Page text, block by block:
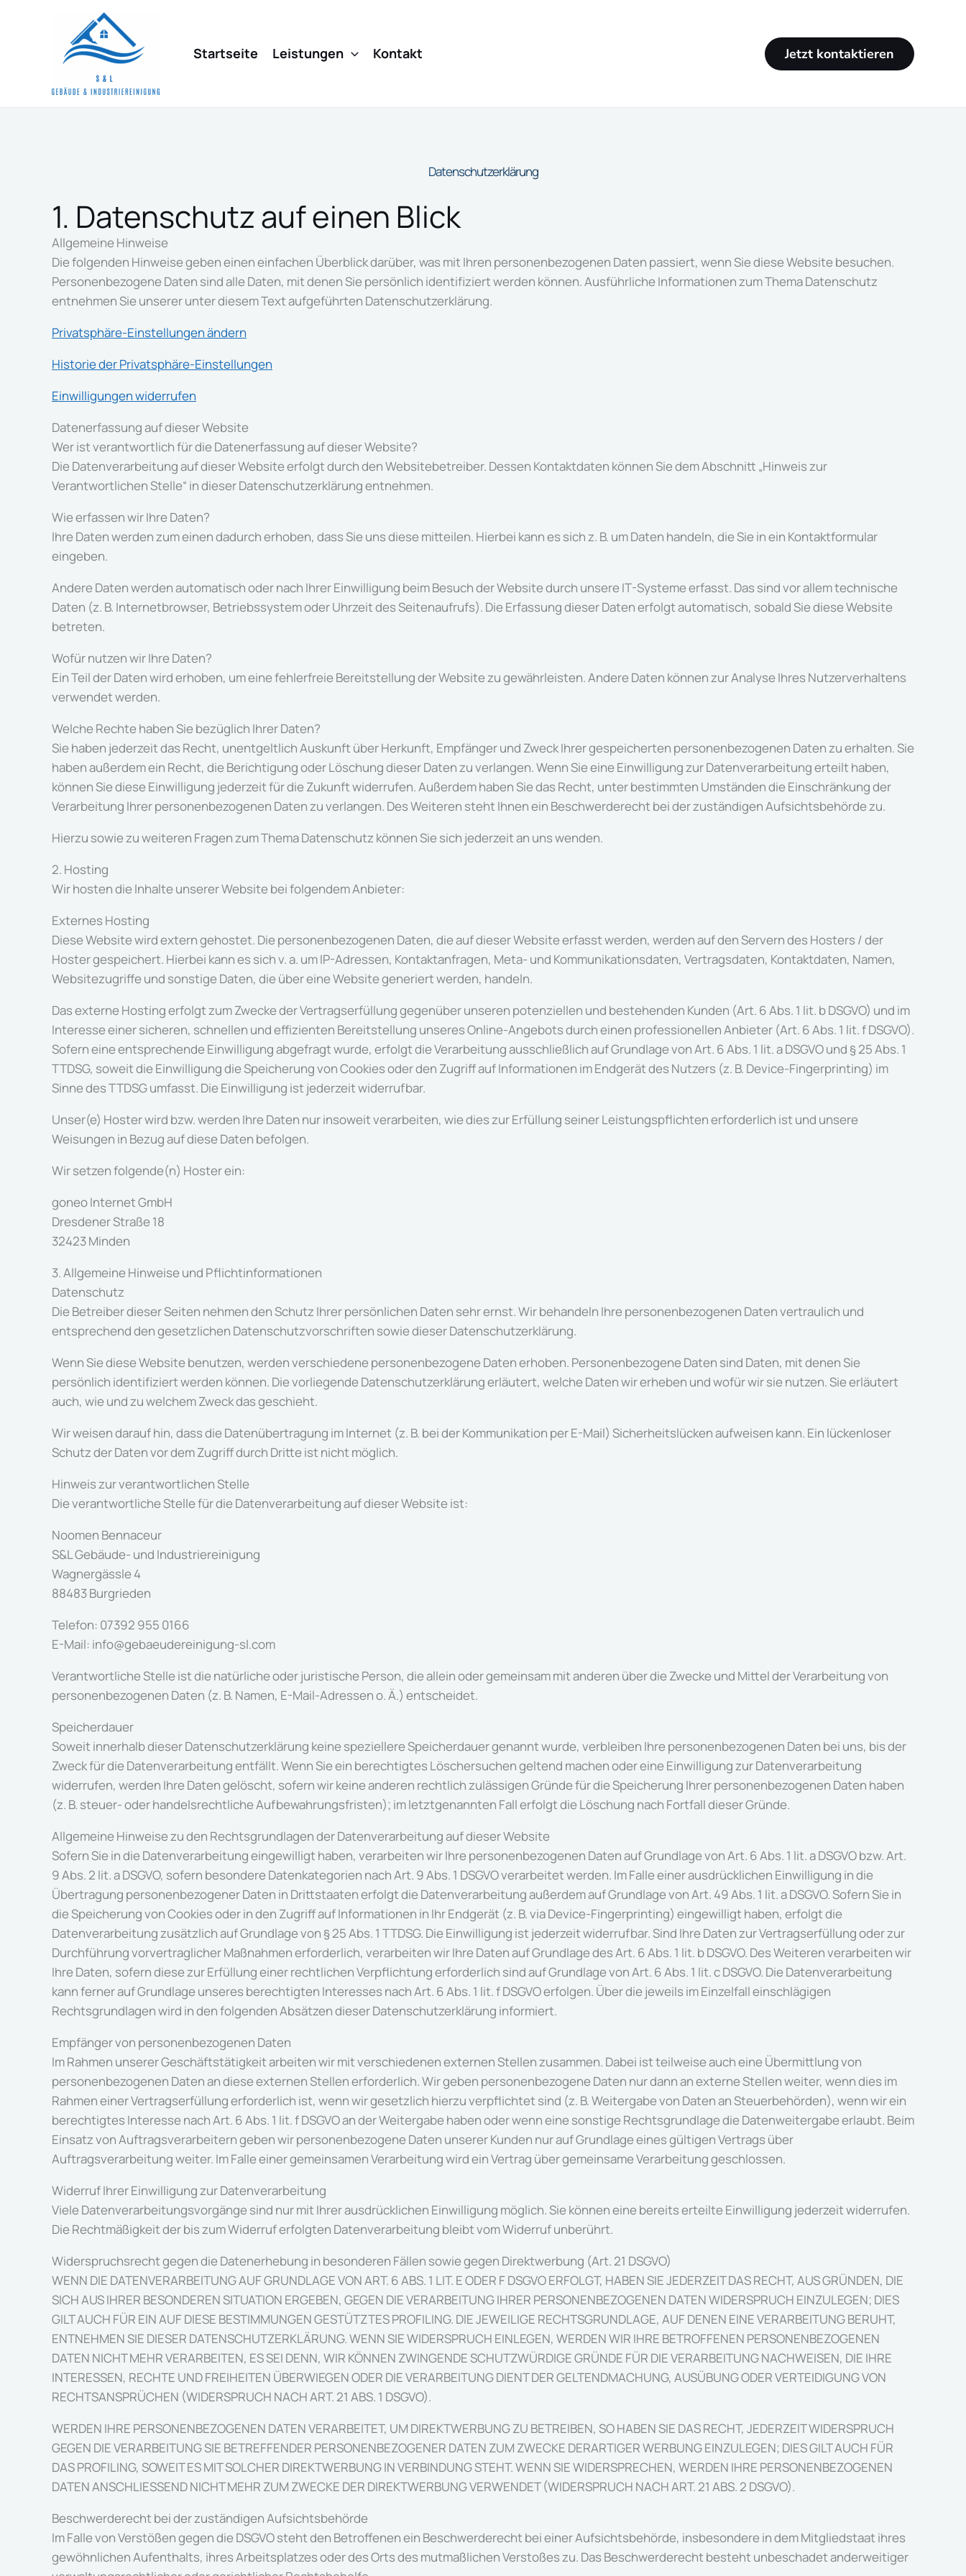
Startseite Leistungen Kontakt Jetzt kontaktieren
Datenschutzerklärung
1. Datenschutz auf einen Blick
Allgemeine Hinweise
Die folgenden Hinweise geben einen einfachen Überblick darüber, was mit Ihren personenbezogenen Daten passiert, wenn Sie diese Website besuchen.
Personenbezogene Daten sind alle Daten, mit denen Sie persönlich identifiziert werden können. Ausführliche Informationen zum Thema Datenschutz
entnehmen Sie unserer unter diesem Text aufgeführten Datenschutzerklärung.
Privatsphäre-Einstellungen ändern
Historie der Privatsphäre-Einstellungen
Einwilligungen widerrufen
Datenerfassung auf dieser Website
Wer ist verantwortlich für die Datenerfassung auf dieser Website?
Die Datenverarbeitung auf dieser Website erfolgt durch den Websitebetreiber. Dessen Kontaktdaten können Sie dem Abschnitt „Hinweis zur
Verantwortlichen Stelle“ in dieser Datenschutzerklärung entnehmen.
Wie erfassen wir Ihre Daten?
Ihre Daten werden zum einen dadurch erhoben, dass Sie uns diese mitteilen. Hierbei kann es sich z. B. um Daten handeln, die Sie in ein Kontaktformular
eingeben.
Andere Daten werden automatisch oder nach Ihrer Einwilligung beim Besuch der Website durch unsere IT-Systeme erfasst. Das sind vor allem technische
Daten (z. B. Internetbrowser, Betriebssystem oder Uhrzeit des Seitenaufrufs). Die Erfassung dieser Daten erfolgt automatisch, sobald Sie diese Website
betreten.
Wofür nutzen wir Ihre Daten?
Ein Teil der Daten wird erhoben, um eine fehlerfreie Bereitstellung der Website zu gewährleisten. Andere Daten können zur Analyse Ihres Nutzerverhaltens
verwendet werden.
Welche Rechte haben Sie bezüglich Ihrer Daten?
Sie haben jederzeit das Recht, unentgeltlich Auskunft über Herkunft, Empfänger und Zweck Ihrer gespeicherten personenbezogenen Daten zu erhalten. Sie
haben außerdem ein Recht, die Berichtigung oder Löschung dieser Daten zu verlangen. Wenn Sie eine Einwilligung zur Datenverarbeitung erteilt haben,
können Sie diese Einwilligung jederzeit für die Zukunft widerrufen. Außerdem haben Sie das Recht, unter bestimmten Umständen die Einschränkung der
Verarbeitung Ihrer personenbezogenen Daten zu verlangen. Des Weiteren steht Ihnen ein Beschwerderecht bei der zuständigen Aufsichtsbehörde zu.
Hierzu sowie zu weiteren Fragen zum Thema Datenschutz können Sie sich jederzeit an uns wenden.
2. Hosting
Wir hosten die Inhalte unserer Website bei folgendem Anbieter:
Externes Hosting
Diese Website wird extern gehostet. Die personenbezogenen Daten, die auf dieser Website erfasst werden, werden auf den Servern des Hosters / der
Hoster gespeichert. Hierbei kann es sich v. a. um IP-Adressen, Kontaktanfragen, Meta- und Kommunikationsdaten, Vertragsdaten, Kontaktdaten, Namen,
Websitezugriffe und sonstige Daten, die über eine Website generiert werden, handeln.
Das externe Hosting erfolgt zum Zwecke der Vertragserfüllung gegenüber unseren potenziellen und bestehenden Kunden (Art. 6 Abs. 1 lit. b DSGVO) und im
Interesse einer sicheren, schnellen und effizienten Bereitstellung unseres Online-Angebots durch einen professionellen Anbieter (Art. 6 Abs. 1 lit. f DSGVO).
Sofern eine entsprechende Einwilligung abgefragt wurde, erfolgt die Verarbeitung ausschließlich auf Grundlage von Art. 6 Abs. 1 lit. a DSGVO und § 25 Abs. 1
TTDSG, soweit die Einwilligung die Speicherung von Cookies oder den Zugriff auf Informationen im Endgerät des Nutzers (z. B. Device-Fingerprinting) im
Sinne des TTDSG umfasst. Die Einwilligung ist jederzeit widerrufbar.
Unser(e) Hoster wird bzw. werden Ihre Daten nur insoweit verarbeiten, wie dies zur Erfüllung seiner Leistungspflichten erforderlich ist und unsere
Weisungen in Bezug auf diese Daten befolgen.
Wir setzen folgende(n) Hoster ein:
goneo Internet GmbH
Dresdener Straße 18
32423 Minden
3. Allgemeine Hinweise und Pflicht­informationen
Datenschutz
Die Betreiber dieser Seiten nehmen den Schutz Ihrer persönlichen Daten sehr ernst. Wir behandeln Ihre personenbezogenen Daten vertraulich und
entsprechend den gesetzlichen Datenschutzvorschriften sowie dieser Datenschutzerklärung.
Wenn Sie diese Website benutzen, werden verschiedene personenbezogene Daten erhoben. Personenbezogene Daten sind Daten, mit denen Sie
persönlich identifiziert werden können. Die vorliegende Datenschutzerklärung erläutert, welche Daten wir erheben und wofür wir sie nutzen. Sie erläutert
auch, wie und zu welchem Zweck das geschieht.
Wir weisen darauf hin, dass die Datenübertragung im Internet (z. B. bei der Kommunikation per E-Mail) Sicherheitslücken aufweisen kann. Ein lückenloser
Schutz der Daten vor dem Zugriff durch Dritte ist nicht möglich.
Hinweis zur verantwortlichen Stelle
Die verantwortliche Stelle für die Datenverarbeitung auf dieser Website ist:
Noomen Bennaceur
S&L Gebäude- und Industriereinigung
Wagnergässle 4
88483 Burgrieden
Telefon: 07392 955 0166
E-Mail: info@gebaeudereinigung-sl.com
Verantwortliche Stelle ist die natürliche oder juristische Person, die allein oder gemeinsam mit anderen über die Zwecke und Mittel der Verarbeitung von
personenbezogenen Daten (z. B. Namen, E-Mail-Adressen o. Ä.) entscheidet.
Speicherdauer
Soweit innerhalb dieser Datenschutzerklärung keine speziellere Speicherdauer genannt wurde, verbleiben Ihre personenbezogenen Daten bei uns, bis der
Zweck für die Datenverarbeitung entfällt. Wenn Sie ein berechtigtes Löschersuchen geltend machen oder eine Einwilligung zur Datenverarbeitung
widerrufen, werden Ihre Daten gelöscht, sofern wir keine anderen rechtlich zulässigen Gründe für die Speicherung Ihrer personenbezogenen Daten haben
(z. B. steuer- oder handelsrechtliche Aufbewahrungsfristen); im letztgenannten Fall erfolgt die Löschung nach Fortfall dieser Gründe.
Allgemeine Hinweise zu den Rechtsgrundlagen der Datenverarbeitung auf dieser Website
Sofern Sie in die Datenverarbeitung eingewilligt haben, verarbeiten wir Ihre personenbezogenen Daten auf Grundlage von Art. 6 Abs. 1 lit. a DSGVO bzw. Art.
9 Abs. 2 lit. a DSGVO, sofern besondere Datenkategorien nach Art. 9 Abs. 1 DSGVO verarbeitet werden. Im Falle einer ausdrücklichen Einwilligung in die
Übertragung personenbezogener Daten in Drittstaaten erfolgt die Datenverarbeitung außerdem auf Grundlage von Art. 49 Abs. 1 lit. a DSGVO. Sofern Sie in
die Speicherung von Cookies oder in den Zugriff auf Informationen in Ihr Endgerät (z. B. via Device-Fingerprinting) eingewilligt haben, erfolgt die
Datenverarbeitung zusätzlich auf Grundlage von § 25 Abs. 1 TTDSG. Die Einwilligung ist jederzeit widerrufbar. Sind Ihre Daten zur Vertragserfüllung oder zur
Durchführung vorvertraglicher Maßnahmen erforderlich, verarbeiten wir Ihre Daten auf Grundlage des Art. 6 Abs. 1 lit. b DSGVO. Des Weiteren verarbeiten wir
Ihre Daten, sofern diese zur Erfüllung einer rechtlichen Verpflichtung erforderlich sind auf Grundlage von Art. 6 Abs. 1 lit. c DSGVO. Die Datenverarbeitung
kann ferner auf Grundlage unseres berechtigten Interesses nach Art. 6 Abs. 1 lit. f DSGVO erfolgen. Über die jeweils im Einzelfall einschlägigen
Rechtsgrundlagen wird in den folgenden Absätzen dieser Datenschutzerklärung informiert.
Empfänger von personenbezogenen Daten
Im Rahmen unserer Geschäftstätigkeit arbeiten wir mit verschiedenen externen Stellen zusammen. Dabei ist teilweise auch eine Übermittlung von
personenbezogenen Daten an diese externen Stellen erforderlich. Wir geben personenbezogene Daten nur dann an externe Stellen weiter, wenn dies im
Rahmen einer Vertragserfüllung erforderlich ist, wenn wir gesetzlich hierzu verpflichtet sind (z. B. Weitergabe von Daten an Steuerbehörden), wenn wir ein
berechtigtes Interesse nach Art. 6 Abs. 1 lit. f DSGVO an der Weitergabe haben oder wenn eine sonstige Rechtsgrundlage die Datenweitergabe erlaubt. Beim
Einsatz von Auftragsverarbeitern geben wir personenbezogene Daten unserer Kunden nur auf Grundlage eines gültigen Vertrags über
Auftragsverarbeitung weiter. Im Falle einer gemeinsamen Verarbeitung wird ein Vertrag über gemeinsame Verarbeitung geschlossen.
Widerruf Ihrer Einwilligung zur Datenverarbeitung
Viele Datenverarbeitungsvorgänge sind nur mit Ihrer ausdrücklichen Einwilligung möglich. Sie können eine bereits erteilte Einwilligung jederzeit widerrufen.
Die Rechtmäßigkeit der bis zum Widerruf erfolgten Datenverarbeitung bleibt vom Widerruf unberührt.
Widerspruchsrecht gegen die Datenerhebung in besonderen Fällen sowie gegen Direktwerbung (Art. 21 DSGVO)
WENN DIE DATENVERARBEITUNG AUF GRUNDLAGE VON ART. 6 ABS. 1 LIT. E ODER F DSGVO ERFOLGT, HABEN SIE JEDERZEIT DAS RECHT, AUS GRÜNDEN, DIE
SICH AUS IHRER BESONDEREN SITUATION ERGEBEN, GEGEN DIE VERARBEITUNG IHRER PERSONENBEZOGENEN DATEN WIDERSPRUCH EINZULEGEN; DIES
GILT AUCH FÜR EIN AUF DIESE BESTIMMUNGEN GESTÜTZTES PROFILING. DIE JEWEILIGE RECHTSGRUNDLAGE, AUF DENEN EINE VERARBEITUNG BERUHT,
ENTNEHMEN SIE DIESER DATENSCHUTZERKLÄRUNG. WENN SIE WIDERSPRUCH EINLEGEN, WERDEN WIR IHRE BETROFFENEN PERSONENBEZOGENEN
DATEN NICHT MEHR VERARBEITEN, ES SEI DENN, WIR KÖNNEN ZWINGENDE SCHUTZWÜRDIGE GRÜNDE FÜR DIE VERARBEITUNG NACHWEISEN, DIE IHRE
INTERESSEN, RECHTE UND FREIHEITEN ÜBERWIEGEN ODER DIE VERARBEITUNG DIENT DER GELTENDMACHUNG, AUSÜBUNG ODER VERTEIDIGUNG VON
RECHTSANSPRÜCHEN (WIDERSPRUCH NACH ART. 21 ABS. 1 DSGVO).
WERDEN IHRE PERSONENBEZOGENEN DATEN VERARBEITET, UM DIREKTWERBUNG ZU BETREIBEN, SO HABEN SIE DAS RECHT, JEDERZEIT WIDERSPRUCH
GEGEN DIE VERARBEITUNG SIE BETREFFENDER PERSONENBEZOGENER DATEN ZUM ZWECKE DERARTIGER WERBUNG EINZULEGEN; DIES GILT AUCH FÜR
DAS PROFILING, SOWEIT ES MIT SOLCHER DIREKTWERBUNG IN VERBINDUNG STEHT. WENN SIE WIDERSPRECHEN, WERDEN IHRE PERSONENBEZOGENEN
DATEN ANSCHLIESSEND NICHT MEHR ZUM ZWECKE DER DIREKTWERBUNG VERWENDET (WIDERSPRUCH NACH ART. 21 ABS. 2 DSGVO).
Beschwerde­recht bei der zuständigen Aufsichts­behörde
Im Falle von Verstößen gegen die DSGVO steht den Betroffenen ein Beschwerderecht bei einer Aufsichtsbehörde, insbesondere in dem Mitgliedstaat ihres
gewöhnlichen Aufenthalts, ihres Arbeitsplatzes oder des Orts des mutmaßlichen Verstoßes zu. Das Beschwerderecht besteht unbeschadet anderweitiger